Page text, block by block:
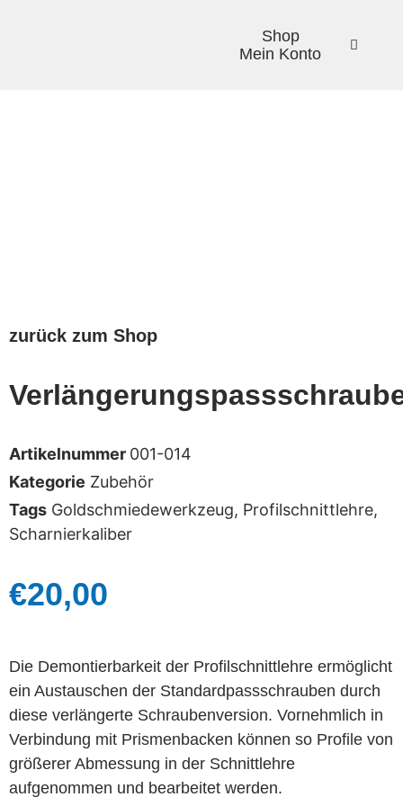
Shop
Mein Konto
zurück zum Shop
Artikelnummer 001-014
Kategorie Zubehör
Tags Goldschmiedewerkzeug, Profilschnittlehre,
Scharnierkaliber
€20,00
Die Demontierbarkeit der Profilschnittlehre ermöglicht
ein Austauschen der Standardpassschrauben durch
diese verlängerte Schraubenversion. Vornehmlich in
Verbindung mit Prismenbacken können so Profile von
größerer Abmessung in der Schnittlehre
aufgenommen und bearbeitet werden.